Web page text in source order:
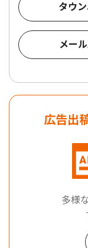
タウ
メー
広告出
多様